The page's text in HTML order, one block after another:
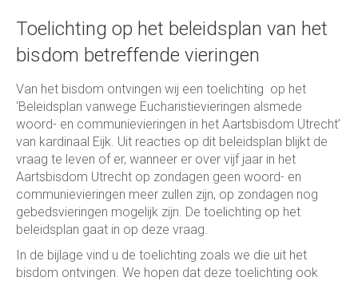
Toelichting op het beleidsplan van het
bisdom betreffende vieringen
Van het bisdom ontvingen wij een toelichting op het
‘Beleidsplan vanwege Eucharistievieringen alsmede
woord- en communievieringen in het Aartsbisdom Utrecht’
van kardinaal Eijk. Uit reacties op dit beleidsplan blijkt de
vraag te leven of er, wanneer er over vijf jaar in het
Aartsbisdom Utrecht op zondagen geen woord- en
communievieringen meer zullen zijn, op zondagen nog
gebedsvieringen mogelijk zijn. De toelichting op het
beleidsplan gaat in op deze vraag.
In de bijlage vind u de toelichting zoals we die uit het
bisdom ontvingen. We hopen dat deze toelichting ook